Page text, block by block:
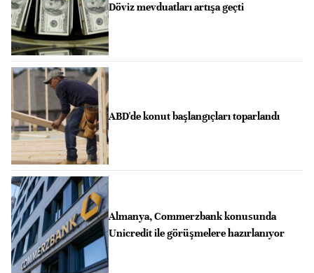
Döviz mevduatları artışa geçti
ABD'de konut başlangıçları toparlandı
Almanya, Commerzbank konusunda
Unicredit ile görüşmelere hazırlanıyor